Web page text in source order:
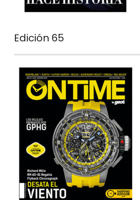
Edición 65